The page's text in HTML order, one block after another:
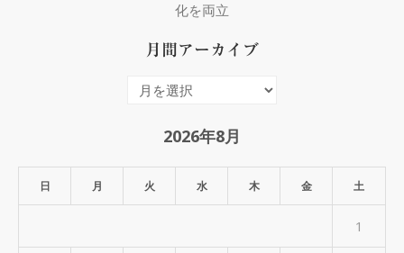
化を両立
月間アーカイブ
イ
2026年8月
日 月 火 水 木 金 土
1